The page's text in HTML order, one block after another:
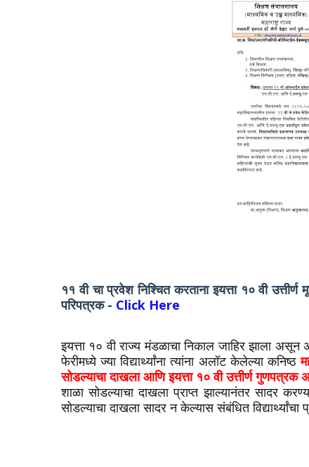
११ वी चा प्रवेश निश्चित करताना इयत्ता १० वी
परिपत्रक - Click Here
इयत्ता १० वी राज्य मंडळाचा निकाल जाहिर झाला असून
फेरीमध्ये ज्या विद्यार्थ्यांना त्यांना अलॉट केलेल्या कनिष्ठ
सोडल्याचा दाखला आणि इयत्ता १० वी उत्तीर्ण गुणपत्रक
शाळा सोडल्याचा दाखला प्राप्त झाल्यानंतर सादर
सोडल्याचा दाखला सादर न केल्यास संबंधित